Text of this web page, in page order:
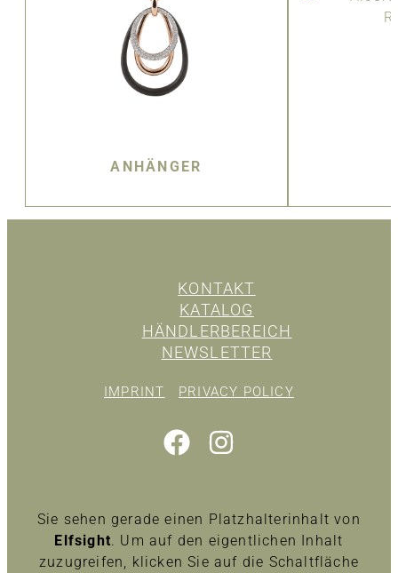
ANHÄNGER
KONTAKT
KATALOG
HÄNDLERBEREICH
NEWSLETTER
IMPRINT PRIVACY POLICY
Sie sehen gerade einen Platzhalterinhalt von
Elfsight. Um auf den eigentlichen Inhalt
zuzugreifen, klicken Sie auf die Schaltfläche